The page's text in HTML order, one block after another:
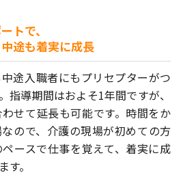
トで、
途も着実に成長
途入職者にもプリセプターがつ
指導期間はおよそ1年間ですが、
せて延長も可能です。 時間をか
ので、介護の現場が初めての方
ースで仕事を覚えて、着実に成
。